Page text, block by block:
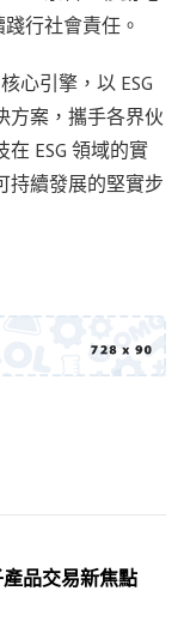
行社會責任。
心引擎，以 ESG
方案，攜手各界伙
ESG 領域的實
持續發展的堅實步
品交易新焦點